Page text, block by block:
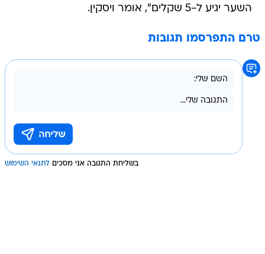
השער יגיע ל-5 שקלים", אומר ויסקין.
טרם התפרסמו תגובות
בשליחת התגובה אני מסכים לתנאי השימוש